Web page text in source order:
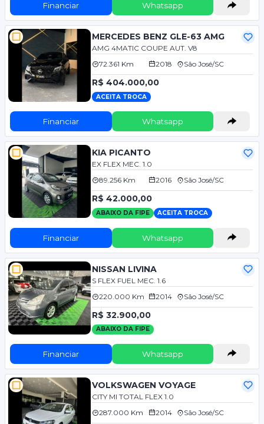
Financiar Whatsapp
MERCEDES BENZ GLE-63 AMG
AMG 4MATIC COUPE AUT. V8
72.361 Km
2018 São José/SC
R$ 404.000,00
ACEITA TROCA
Financiar Whatsapp
KIA PICANTO
EX FLEX MEC. 1.0
89.256 Km
2016 São José/SC
R$ 42.000,00
ABAIXO DA FIPE ACEITA TROCA
Financiar Whatsapp
NISSAN LIVINA
S FLEX FUEL MEC. 1.6
220.000 Km
2014 São José/SC
R$ 32.900,00
ABAIXO DA FIPE
Financiar Whatsapp
VOLKSWAGEN VOYAGE
CITY MI TOTAL FLEX 1.0
287.000 Km
2014 São José/SC